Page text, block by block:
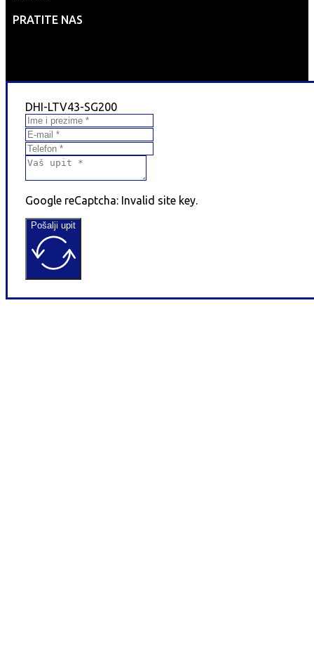
PRATITE NAS
DHI-LTV43-SG200
Google reCaptcha: Invalid site key.
Pošalji upit